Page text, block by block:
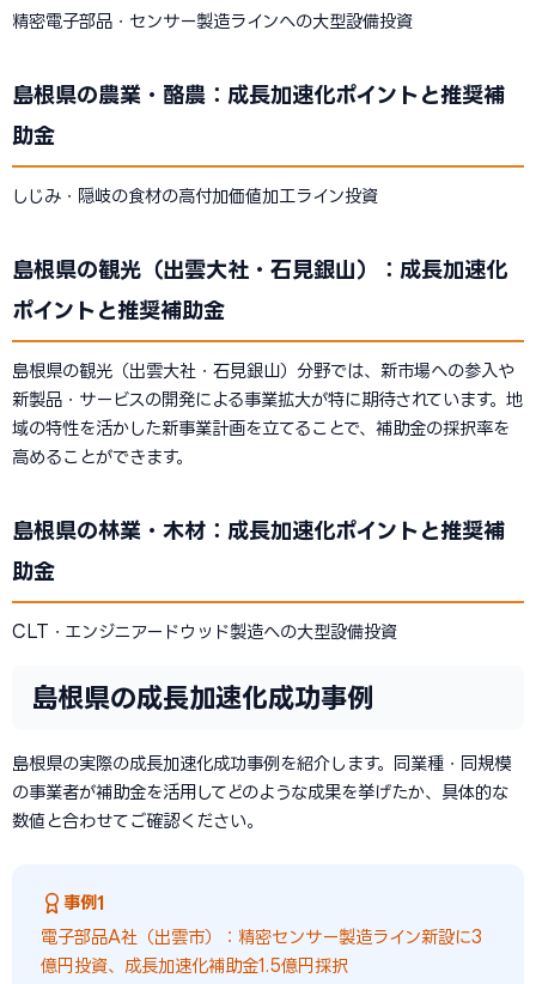
精密電子部品・センサー製造ラインへの大型設備投資
島根県の農業・酪農：成長加速化ポイントと推奨補
助金
しじみ・隠岐の食材の高付加価値加工ライン投資
島根県の観光（出雲大社・石見銀山）：成長加速化
ポイントと推奨補助金
島根県の観光（出雲大社・石見銀山）分野では、新市場への参入や
新製品・サービスの開発による事業拡大が特に期待されています。地
域の特性を活かした新事業計画を立てることで、補助金の採択率を
高めることができます。
島根県の林業・木材：成長加速化ポイントと推奨補
助金
CLT・エンジニアードウッド製造への大型設備投資
島根県の成長加速化成功事例
島根県の実際の成長加速化成功事例を紹介します。同業種・同規模
の事業者が補助金を活用してどのような成果を挙げたか、具体的な
数値と合わせてご確認ください。
事例1
電子部品A社（出雲市）：精密センサー製造ライン新設に3
億円投資、成長加速化補助金1.5億円採択